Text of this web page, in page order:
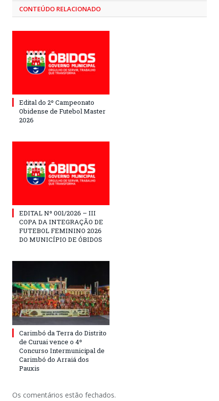
CONTEÚDO RELACIONADO
Edital do 2º Campeonato
Obidense de Futebol Master
2026
EDITAL Nº 001/2026 – III
COPA DA INTEGRAÇÃO DE
FUTEBOL FEMININO 2026
DO MUNICÍPIO DE ÓBIDOS
Carimbó da Terra do Distrito
de Curuai vence o 4º
Concurso Intermunicipal de
Carimbó do Arraiá dos
Pauxis
Os comentários estão fechados.